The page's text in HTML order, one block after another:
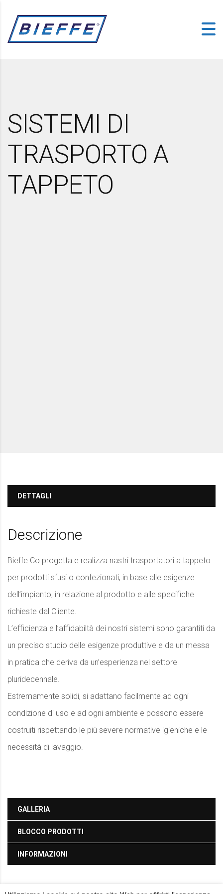
SISTEMI DI
TRASPORTO A
TAPPETO
DETTAGLI
Descrizione
Bieffe Co progetta e realizza nastri trasportatori a tappeto
per prodotti sfusi o confezionati, in base alle esigenze
dell’impianto, in relazione al prodotto e alle specifiche
richieste dal Cliente.
L’efficienza e l’affidabiltà dei nostri sistemi sono garantiti da
un preciso studio delle esigenze produttive e da un messa
in pratica che deriva da un’esperienza nel settore
pluridecennale.
Estremamente solidi, si adattano facilmente ad ogni
condizione di uso e ad ogni ambiente e possono essere
costruiti rispettando le più severe normative igieniche e le
necessità di lavaggio.
GALLERIA
BLOCCO PRODOTTI
INFORMAZIONI